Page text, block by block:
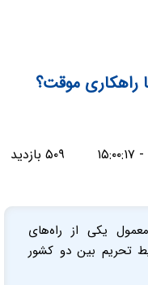
راهکاری موقت؟
۵۰۹ بازدید
یکی از راه‌های
تحریم بین دو کشور